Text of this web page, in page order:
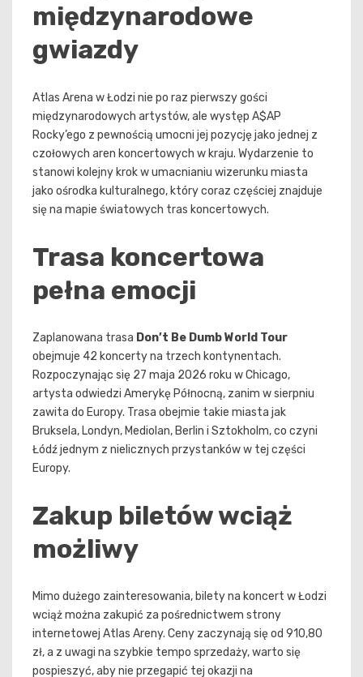
międzynarodowe
gwiazdy
Atlas Arena w Łodzi nie po raz pierwszy gości
międzynarodowych artystów, ale występ A$AP
Rocky’ego z pewnością umocni jej pozycję jako jednej z
czołowych aren koncertowych w kraju. Wydarzenie to
stanowi kolejny krok w umacnianiu wizerunku miasta
jako ośrodka kulturalnego, który coraz częściej znajduje
się na mapie światowych tras koncertowych.
Trasa koncertowa
pełna emocji
Zaplanowana trasa Don’t Be Dumb World Tour
obejmuje 42 koncerty na trzech kontynentach.
Rozpoczynając się 27 maja 2026 roku w Chicago,
artysta odwiedzi Amerykę Północną, zanim w sierpniu
zawita do Europy. Trasa obejmie takie miasta jak
Bruksela, Londyn, Mediolan, Berlin i Sztokholm, co czyni
Łódź jednym z nielicznych przystanków w tej części
Europy.
Zakup biletów wciąż
możliwy
Mimo dużego zainteresowania, bilety na koncert w Łodzi
wciąż można zakupić za pośrednictwem strony
internetowej Atlas Areny. Ceny zaczynają się od 910,80
zł, a z uwagi na szybkie tempo sprzedaży, warto się
pospieszyć, aby nie przegapić tej okazji na